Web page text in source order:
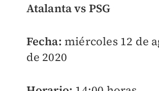
Atalanta vs PSG
Fecha: miércoles 12 de
de 2020